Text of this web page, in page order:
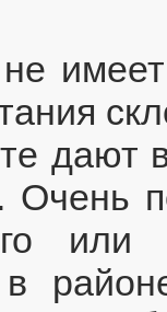
дают
Очень
или
в